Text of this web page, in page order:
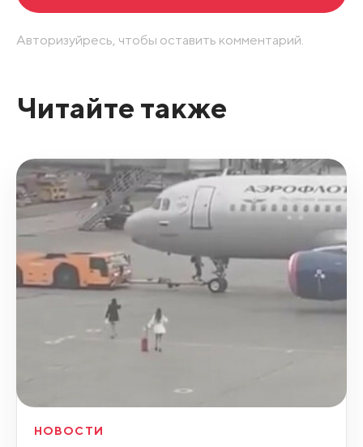
Авторизуйресь, чтобы оставить комментарий.
Читайте также
НОВОСТИ